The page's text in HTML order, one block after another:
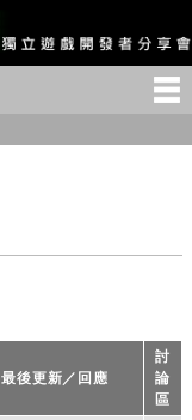
最後更新／回應
討
論
區